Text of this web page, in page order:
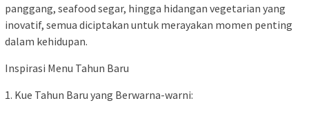
panggang, seafood segar, hingga hidangan vegetarian yang
inovatif, semua diciptakan untuk merayakan momen penting
dalam kehidupan.
Inspirasi Menu Tahun Baru
1. Kue Tahun Baru yang Berwarna-warni: